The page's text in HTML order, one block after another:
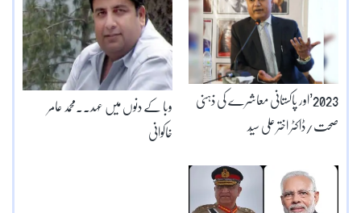
وبا کے دنوں میں عہد۔۔محمد عامر
خاکوانی
2023’اور پاکستانی معاشرے کی ذہنی
صحت/ڈاکٹر اختر علی سیّد